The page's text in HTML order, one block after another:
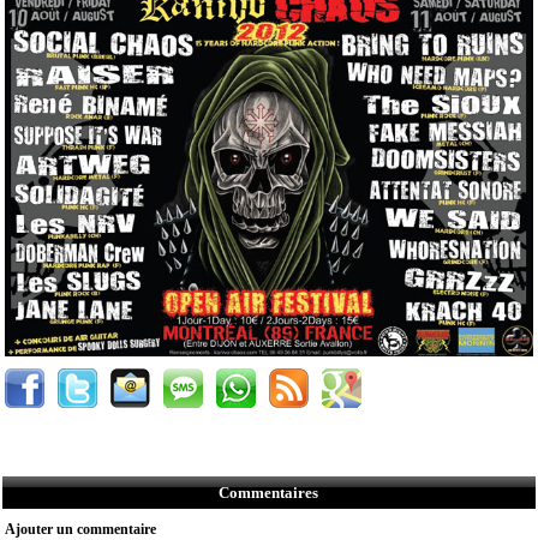
Commentaires
Ajouter un commentaire